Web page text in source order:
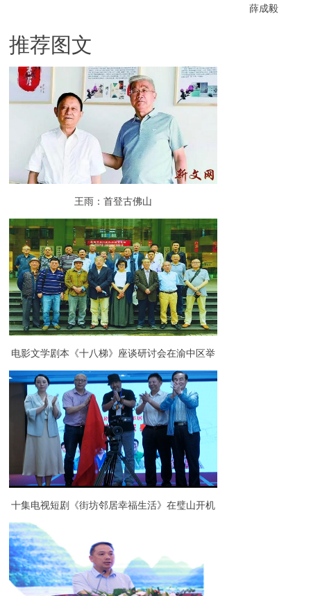
薛成毅
推荐图文
王雨：首登古佛山
电影文学剧本《十八梯》座谈研讨会在渝中区举
行
十集电视短剧《街坊邻居幸福生活》在璧山开机